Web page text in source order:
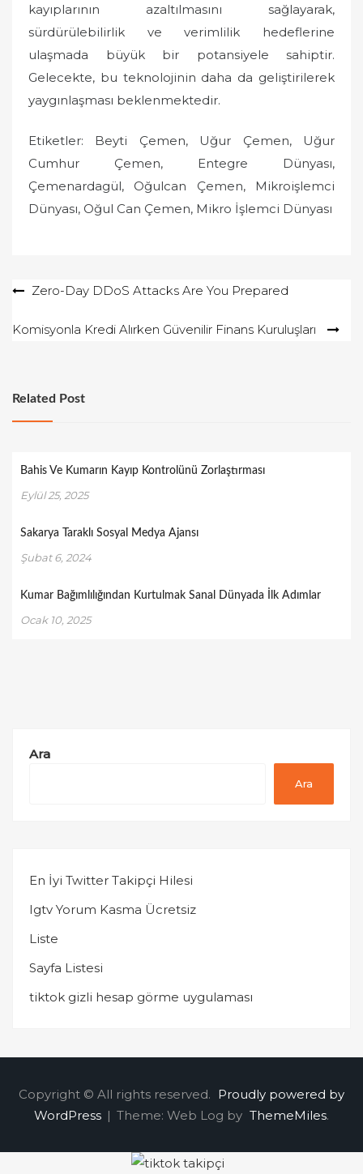
kayıplarının azaltılmasını sağlayarak,
sürdürülebilirlik ve verimlilik hedeflerine
ulaşmada büyük bir potansiyele sahiptir.
Gelecekte, bu teknolojinin daha da geliştirilerek
yaygınlaşması beklenmektedir.
Etiketler: Beyti Çemen, Uğur Çemen, Uğur
Cumhur Çemen, Entegre Dünyası,
Çemenardagül, Oğulcan Çemen, Mikroişlemci
Dünyası, Oğul Can Çemen, Mikro İşlemci Dünyası
YazıZero-Day DDoS Attacks Are You Prepared
Komisyonla Kredi Alırken Güvenilir Finans Kuruluşları
Related Post
Bahis Ve Kumarın Kayıp Kontrolünü Zorlaştırması
Eylül 25, 2025
Sakarya Taraklı Sosyal Medya Ajansı
Şubat 6, 2024
Kumar Bağımlılığından Kurtulmak Sanal Dünyada İlk Adımlar
Ocak 10, 2025
Ara
Ara
En İyi Twitter Takipçi Hilesi
Igtv Yorum Kasma Ücretsiz
Liste
Sayfa Listesi
tiktok gizli hesap görme uygulaması
Copyright © All rights reserved. Proudly powered by
WordPress | Theme: Web Log by ThemeMiles.